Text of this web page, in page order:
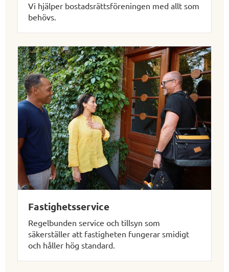
Vi hjälper bostadsrättsföreningen med allt som
behövs.
Fastighetsservice
Regelbunden service och tillsyn som
säkerställer att fastigheten fungerar smidigt
och håller hög standard.